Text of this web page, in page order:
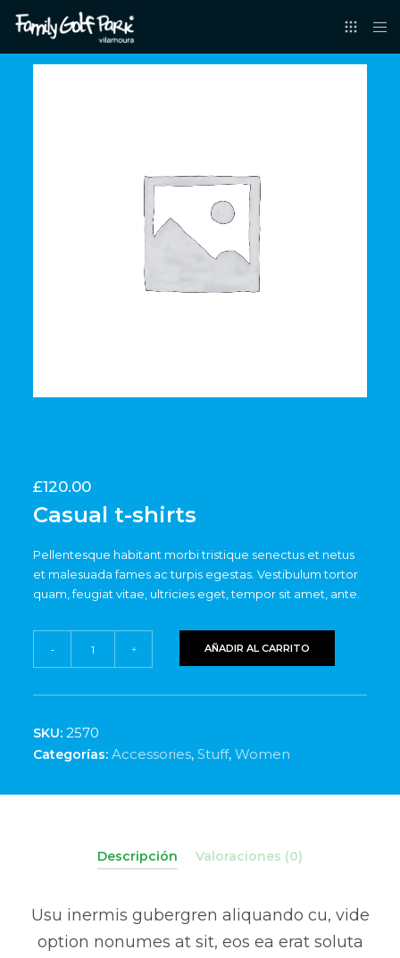
£120.00
Casual t-shirts
Pellentesque habitant morbi tristique senectus et netus
et malesuada fames ac turpis egestas. Vestibulum tortor
quam, feugiat vitae, ultricies eget, tempor sit amet, ante.
- + AÑADIR AL CARRITO
SKU: 2570
Categorías: Accessories,Stuff,Women
Descripción Valoraciones (0)
Usu inermis gubergren aliquando cu, vide
option nonumes at sit, eos ea erat soluta